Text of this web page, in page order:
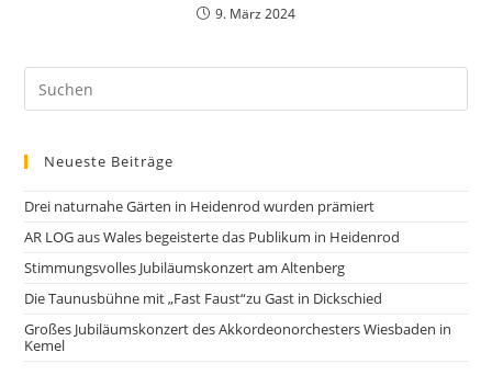
9. März 2024
Neueste Beiträge
Drei naturnahe Gärten in Heidenrod wurden prämiert
AR LOG aus Wales begeisterte das Publikum in Heidenrod
Stimmungsvolles Jubiläumskonzert am Altenberg
Die Taunusbühne mit „Fast Faust“zu Gast in Dickschied
Großes Jubiläumskonzert des Akkordeonorchesters Wiesbaden in
Kemel